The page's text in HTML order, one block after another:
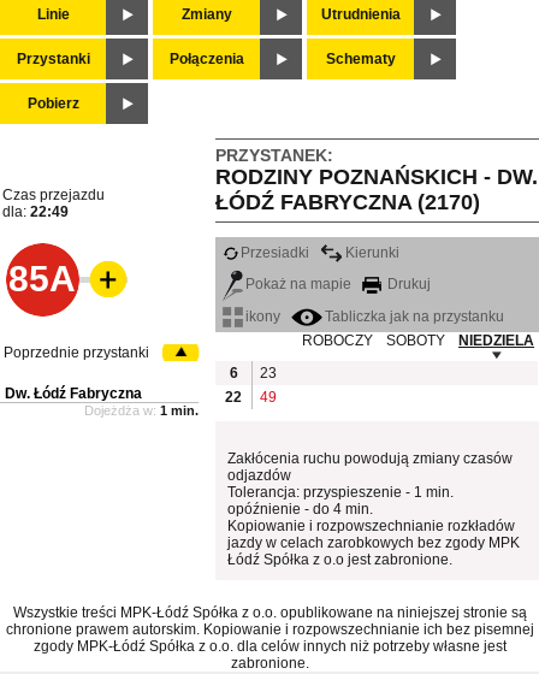
Linie Zmiany Utrudnienia
Przystanki Połączenia Schematy
Pobierz
PRZYSTANEK:
RODZINY POZNAŃSKICH - DW.
ŁÓDŹ FABRYCZNA (2170)
Czas przejazdu
dla: 22:49
85A
Przesiadki
Kierunki
Pokaż na mapie
Drukuj
ikony
Tabliczka jak na przystanku
ROBOCZY
SOBOTY
NIEDZIELA
6
23
22
49
Zakłócenia ruchu powodują zmiany czasów
odjazdów
Tolerancja: przyspieszenie - 1 min.
opóźnienie - do 4 min.
Kopiowanie i rozpowszechnianie rozkładów
jazdy w celach zarobkowych bez zgody MPK
Łódź Spółka z o.o jest zabronione.
Poprzednie przystanki
Dw. Łódź Fabryczna
Dojeżdża w: 1 min.
Wszystkie treści MPK-Łódź Spółka z o.o. opublikowane na niniejszej stronie są
chronione prawem autorskim. Kopiowanie i rozpowszechnianie ich bez pisemnej
zgody MPK-Łódź Spółka z o.o. dla celów innych niż potrzeby własne jest
zabronione.